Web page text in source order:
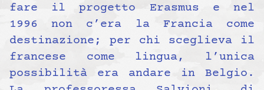
fare il progetto Erasmus e nel
1996 non c’era la Francia come
destinazione; per chi sceglieva il
francese come lingua, l’unica
possibilità era andare in Belgio.